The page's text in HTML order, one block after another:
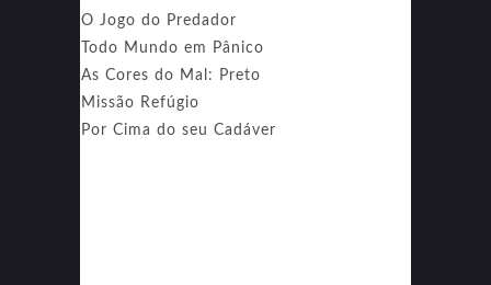
O Jogo do Predador
Todo Mundo em Pânico
As Cores do Mal: Preto
Missão Refúgio
Por Cima do seu Cadáver